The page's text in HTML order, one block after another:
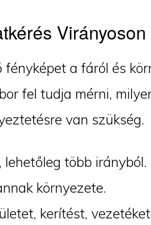
Virányoson
a fáról és
fel tudja mérni,
van szükség.
lehetőleg több irányból.
környezete.
kerítést,